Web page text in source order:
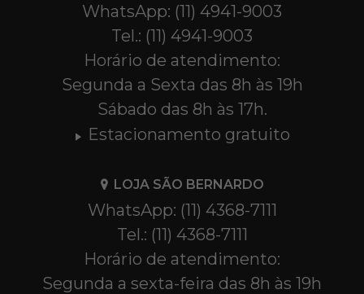
WhatsApp: (11) 4941-9003
Tel.: (11) 4941-9003
Horário de atendimento:
Segunda a Sexta das 8h às 19h
Sábado das 8h às 17h.
Estacionamento gratuito
LOJA SÃO BERNARDO
WhatsApp: (11) 4368-7111
Tel.: (11) 4368-7111
Horário de atendimento:
Segunda a sexta-feira das 8h às 19h